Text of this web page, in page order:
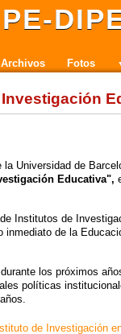
Archivos Fotos
la Universidad de
Educativa",
Institutos de
inmediato de la
los próximos
políticas
de Investigación